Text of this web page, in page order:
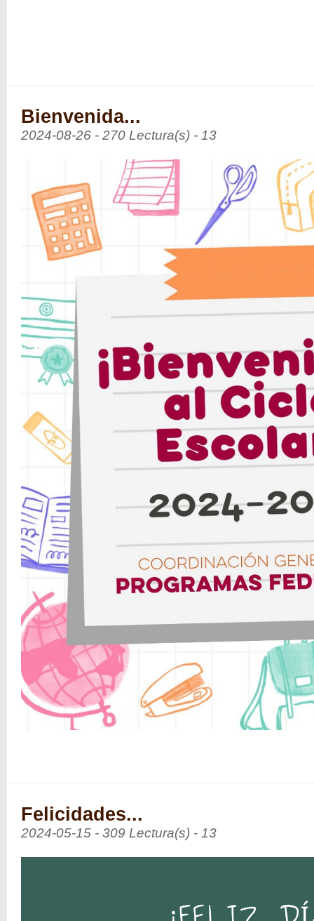
Bienvenida...
2024-08-26 - 270 Lectura(s) - 13
Felicidades...
2024-05-15 - 309 Lectura(s) - 13